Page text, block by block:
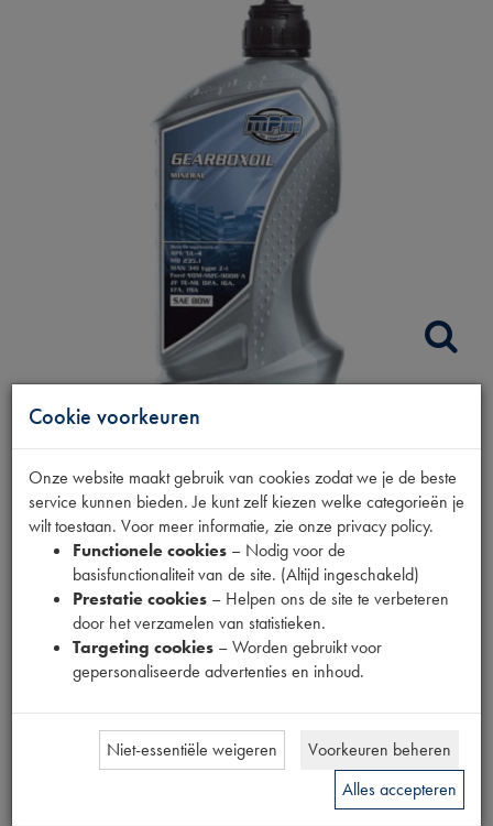
TRANSMISSIEOLIE
SAE 80W GL4 1L
Fabrikant
MPM
Productnummer
1911031
14
Cookie voorkeuren
Onze website maakt gebruik van cookies zodat we je de beste
service kunnen bieden. Je kunt zelf kiezen welke categorieën je
wilt toestaan. Voor meer informatie, zie onze privacy policy.
Functionele cookies – Nodig voor de
basisfunctionaliteit van de site. (Altijd ingeschakeld)
Prestatie cookies – Helpen ons de site te verbeteren
door het verzamelen van statistieken.
Targeting cookies – Worden gebruikt voor
gepersonaliseerde advertenties en inhoud.
Niet-essentiële weigeren
Voorkeuren beheren
Alles accepteren